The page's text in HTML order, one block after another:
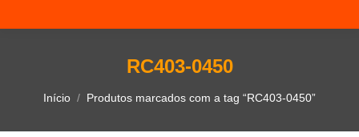
RC403-0450
Você está aqui:
Início Produtos marcados com a tag “RC403-0450”